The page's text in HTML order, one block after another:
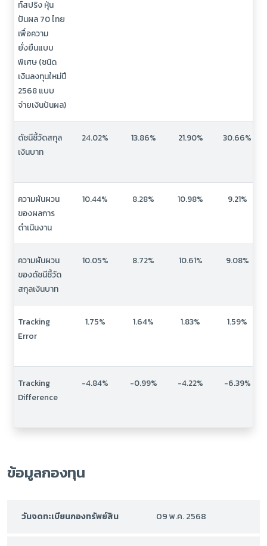
ท์สปริง หุ้น
ปันผล 70 ไทย
เพื่อความ
ยั่งยืนแบบ
พิเศษ (ชนิด
เงินลงทุนใหม่ปี
2568 แบบ
จ่ายเงินปันผล)
ดัชนีชี้วัดสกุล
เงินบาท
24.02% 13.86% 21.90% 30.66%
ความผันผวน
ของผลการ
ดำเนินงาน
10.44% 8.28% 10.98% 9.21%
ความผันผวน
ของดัชนีชี้วัด
สกุลเงินบาท
10.05% 8.72% 10.61% 9.08%
Tracking
Error
1.75% 1.64% 1.83% 1.59%
Tracking
Difference
-4.84% -0.99% -4.22% -6.39%
ข้อมูลกองทุน
วันจดทะเบียนกองทรัพย์สิน 09 พ.ค. 2568